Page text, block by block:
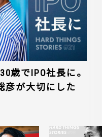
歳でIPO社長に。
彦が大切にした